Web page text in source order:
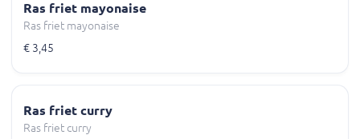
Ras friet mayonaise
Ras friet mayonaise
€ 3,45
Ras friet curry
Ras friet curry